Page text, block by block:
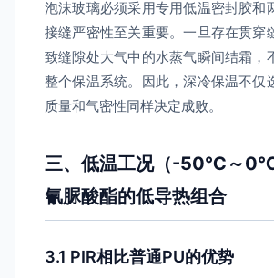
泡沫玻璃必须采用专用低温密封胶和
接缝严密性至关重要。一旦存在贯穿
致缝隙处大气中的水蒸气瞬间结霜，
整个保温系统。因此，深冷保温不仅
质量和气密性同样决定成败。
三、低温工况（-50℃～
氰脲酸酯的低导热组合
3.1 PIR相比普通PU的优势